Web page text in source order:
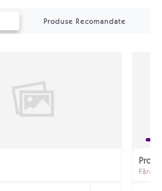
Produse Recomandate
Fără